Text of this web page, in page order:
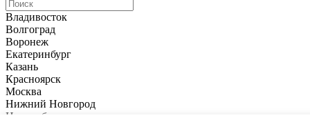
Владивосток
Волгоград
Воронеж
Екатеринбург
Казань
Красноярск
Москва
Нижний Новгород
Новосибирск